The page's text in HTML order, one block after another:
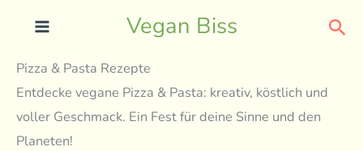
content
Vegan Biss
Pizza & Pasta Rezepte
Entdecke vegane Pizza & Pasta: kreativ, köstlich und
voller Geschmack. Ein Fest für deine Sinne und den
Planeten!